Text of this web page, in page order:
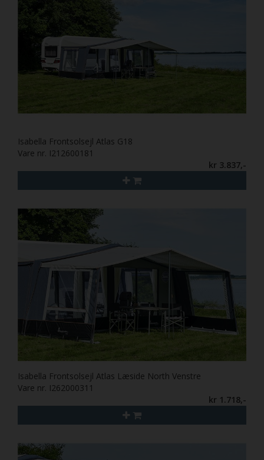
Isabella Frontsolsejl Atlas G18
Vare nr. I212600181
kr 3.837,-
Isabella Frontsolsejl Atlas Læside North Venstre
Vare nr. I262000311
kr 1.718,-